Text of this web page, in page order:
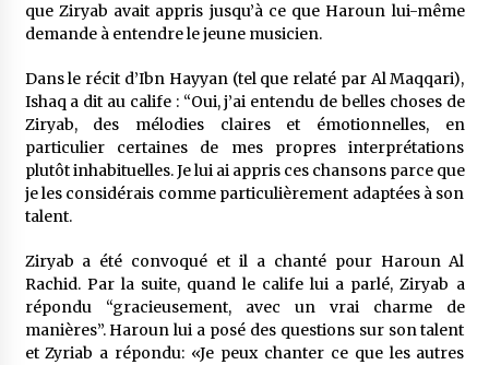
que Ziryab avait appris jusqu’à ce que Haroun lui-même
demande à entendre le jeune musicien.
Dans le récit d’Ibn Hayyan (tel que relaté par Al Maqqari),
Ishaq a dit au calife : “Oui, j’ai entendu de belles choses de
Ziryab, des mélodies claires et émotionnelles, en
particulier certaines de mes propres interprétations
plutôt inhabituelles. Je lui ai appris ces chansons parce que
je les considérais comme particulièrement adaptées à son
talent.
Ziryab a été convoqué et il a chanté pour Haroun Al
Rachid. Par la suite, quand le calife lui a parlé, Ziryab a
répondu “gracieusement, avec un vrai charme de
manières”. Haroun lui a posé des questions sur son talent
et Zyriab a répondu: «Je peux chanter ce que les autres